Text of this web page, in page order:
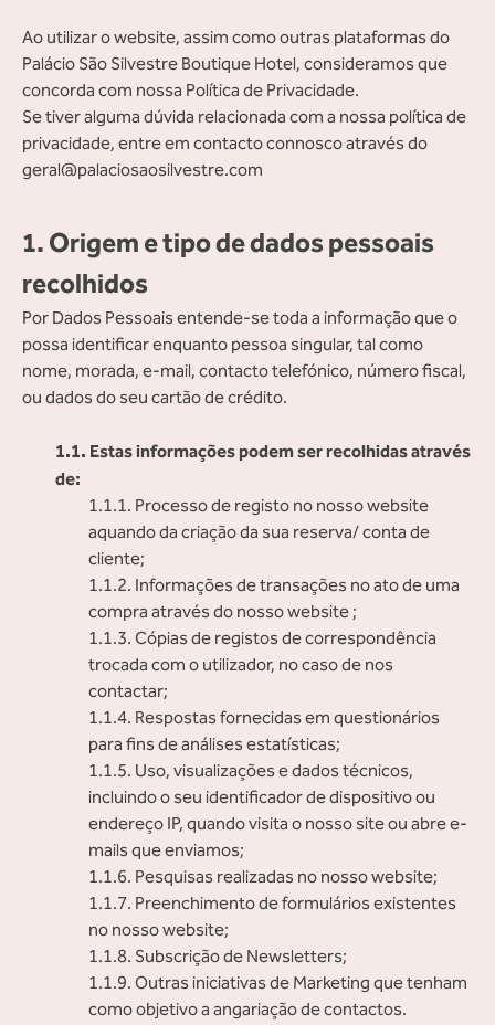
Ao utilizar o website, assim como outras plataformas do
Palácio São Silvestre Boutique Hotel, consideramos que
concorda com nossa Política de Privacidade.
Se tiver alguma dúvida relacionada com a nossa política de
privacidade, entre em contacto connosco através do
geral@palaciosaosilvestre.com
1. Origem e tipo de dados pessoais
recolhidos
Por Dados Pessoais entende-se toda a informação que o
possa identificar enquanto pessoa singular, tal como
nome, morada, e-mail, contacto telefónico, número fiscal,
ou dados do seu cartão de crédito.
1.1. Estas informações podem ser recolhidas através
de:
1.1.1. Processo de registo no nosso website
aquando da criação da sua reserva/ conta de
cliente;
1.1.2. Informações de transações no ato de uma
compra através do nosso website ;
1.1.3. Cópias de registos de correspondência
trocada com o utilizador, no caso de nos
contactar;
1.1.4. Respostas fornecidas em questionários
para fins de análises estatísticas;
1.1.5. Uso, visualizações e dados técnicos,
incluindo o seu identificador de dispositivo ou
endereço IP, quando visita o nosso site ou abre e-
mails que enviamos;
1.1.6. Pesquisas realizadas no nosso website;
1.1.7. Preenchimento de formulários existentes
no nosso website;
1.1.8. Subscrição de Newsletters;
1.1.9. Outras iniciativas de Marketing que tenham
como objetivo a angariação de contactos.